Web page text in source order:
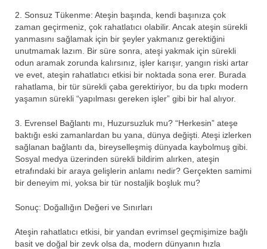
2. Sonsuz Tükenme: Ateşin başında, kendi başınıza çok
zaman geçirmeniz, çok rahatlatıcı olabilir. Ancak ateşin sürekli
yanmasını sağlamak için bir şeyler yakmanız gerektiğini
unutmamak lazım. Bir süre sonra, ateşi yakmak için sürekli
odun aramak zorunda kalırsınız, işler karışır, yangın riski artar
ve evet, ateşin rahatlatıcı etkisi bir noktada sona erer. Burada
rahatlama, bir tür sürekli çaba gerektiriyor, bu da tıpkı modern
yaşamın sürekli “yapılması gereken işler” gibi bir hal alıyor.
3. Evrensel Bağlantı mı, Huzursuzluk mu? “Herkesin” ateşe
baktığı eski zamanlardan bu yana, dünya değişti. Ateşi izlerken
sağlanan bağlantı da, bireyselleşmiş dünyada kaybolmuş gibi.
Sosyal medya üzerinden sürekli bildirim alırken, ateşin
etrafındaki bir araya gelişlerin anlamı nedir? Gerçekten samimi
bir deneyim mi, yoksa bir tür nostaljik boşluk mu?
Sonuç: Doğallığın Değeri ve Sınırları
Ateşin rahatlatıcı etkisi, bir yandan evrimsel geçmişimize bağlı
basit ve doğal bir zevk olsa da, modern dünyanın hızla